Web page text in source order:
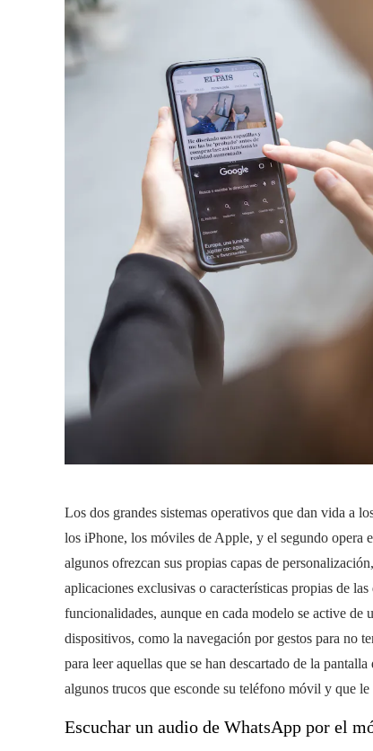
Los dos grandes sistemas operativos que dan vida a
los iPhone, los móviles de Apple, y el segundo opera
algunos ofrezcan sus propias capas de
aplicaciones exclusivas o características propias de
funcionalidades, aunque en cada modelo se active de
dispositivos, como la navegación por gestos para no
para leer aquellas que se han descartado de la
algunos trucos que esconde su teléfono móvil y que
Escuchar un audio de WhatsApp por el